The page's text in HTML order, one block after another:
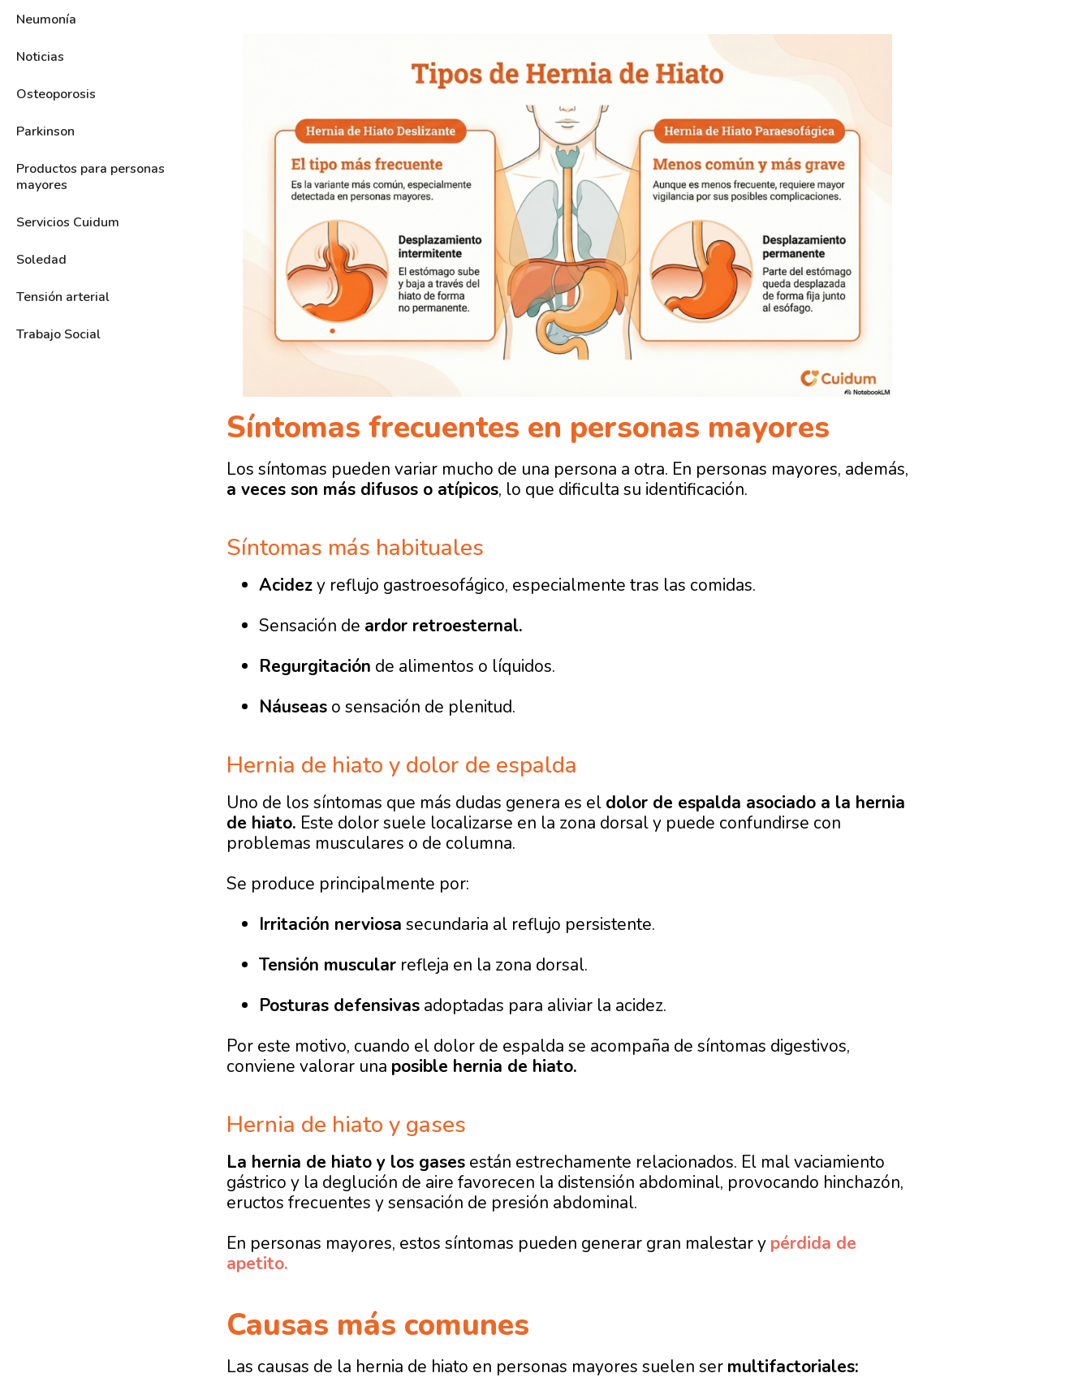
Neumonía
Noticias
Osteoporosis
Parkinson
Productos para personas
mayores
Servicios Cuidum
Soledad
Tensión arterial
Trabajo Social
Síntomas frecuentes en personas mayores
Los síntomas pueden variar mucho de una persona a otra. En personas mayores, además,
a veces son más difusos o atípicos, lo que dificulta su identificación.
Síntomas más habituales
Acidezy reflujo gastroesofágico, especialmente tras las comidas.
Sensación de ardor retroesternal.
Regurgitación de alimentos o líquidos.
Náuseaso sensación de plenitud.
Hernia de hiato y dolor de espalda
Uno de los síntomas que más dudas genera es el dolor de espalda asociado a la hernia
de hiato. Este dolor suele localizarse en la zona dorsal y puede confundirse con
problemas musculares o de columna.
Se produce principalmente por:
Irritación nerviosa secundaria al reflujo persistente.
Tensión muscularrefleja en la zona dorsal.
Posturas defensivasadoptadas para aliviar la acidez.
Por este motivo, cuando el dolor de espalda se acompaña de síntomas digestivos,
conviene valorar una posible hernia de hiato.
Hernia de hiato y gases
La hernia de hiato y los gasesestán estrechamente relacionados. El mal vaciamiento
gástrico y la deglución de aire favorecen la distensión abdominal, provocando hinchazón,
eructos frecuentes y sensación de presión abdominal.
En personas mayores, estos síntomas pueden generar gran malestar y pérdida de
apetito.
Causas más comunes
Las causas de la hernia de hiato en personas mayores suelen ser multifactoriales: